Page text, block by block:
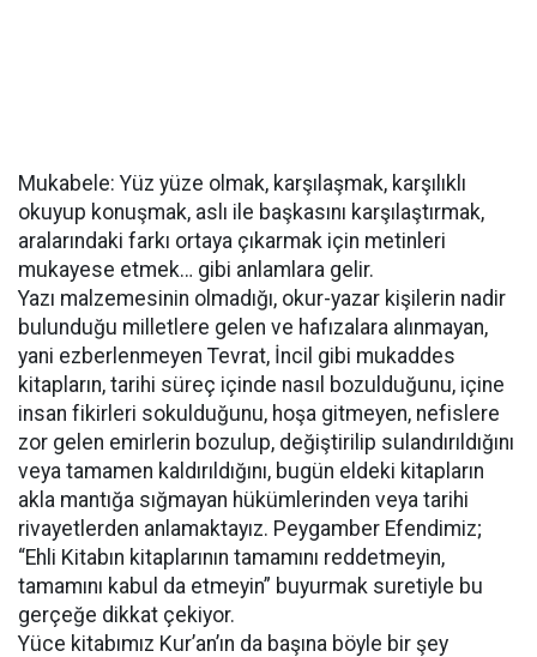
Mukabele: Yüz yüze olmak, karşılaşmak, karşılıklı
okuyup konuşmak, aslı ile başkasını karşılaştırmak,
aralarındaki farkı ortaya çıkarmak için metinleri
mukayese etmek… gibi anlamlara gelir.
Yazı malzemesinin olmadığı, okur-yazar kişilerin nadir
bulunduğu milletlere gelen ve hafızalara alınmayan,
yani ezberlenmeyen Tevrat, İncil gibi mukaddes
kitapların, tarihi süreç içinde nasıl bozulduğunu, içine
insan fikirleri sokulduğunu, hoşa gitmeyen, nefislere
zor gelen emirlerin bozulup, değiştirilip sulandırıldığını
veya tamamen kaldırıldığını, bugün eldeki kitapların
akla mantığa sığmayan hükümlerinden veya tarihi
rivayetlerden anlamaktayız. Peygamber Efendimiz;
“Ehli Kitabın kitaplarının tamamını reddetmeyin,
tamamını kabul da etmeyin” buyurmak suretiyle bu
gerçeğe dikkat çekiyor.
Yüce kitabımız Kur’an’ın da başına böyle bir şey